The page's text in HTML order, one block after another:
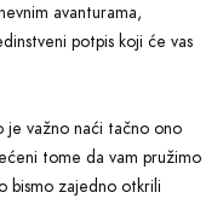
avanturama,
potpis koji će vas
je važno naći tačno ono
tome da vam pružimo
bismo zajedno otkrili